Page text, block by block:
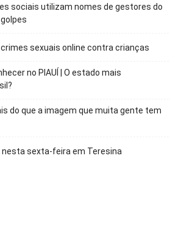
sociais utilizam nomes de gestores do
golpes
crimes sexuais online contra crianças
no PIAUÍ | O estado mais
do que a imagem que muita gente tem
nesta sexta-feira em Teresina